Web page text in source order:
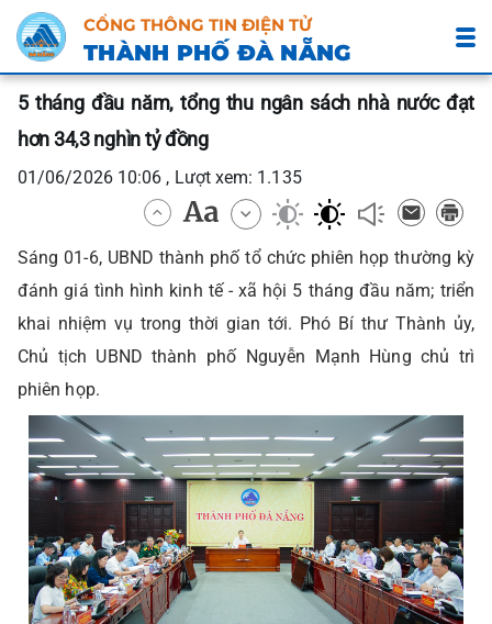
CỔNG THÔNG TIN ĐIỆN TỬ
THÀNH PHỐ ĐÀ NẴNG
5 tháng đầu năm, tổng thu ngân sách nhà nước đạt
hơn 34,3 nghìn tỷ đồng
01/06/2026 10:06 , Lượt xem: 1.135
Sáng 01-6, UBND thành phố tổ chức phiên họp thường kỳ
đánh giá tình hình kinh tế - xã hội 5 tháng đầu năm; triển
khai nhiệm vụ trong thời gian tới. Phó Bí thư Thành ủy,
Chủ tịch UBND thành phố Nguyễn Mạnh Hùng chủ trì
phiên họp.